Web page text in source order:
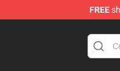
FREE